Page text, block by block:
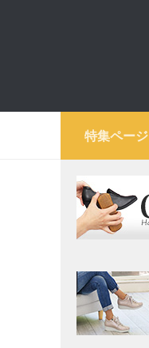
特集ページ